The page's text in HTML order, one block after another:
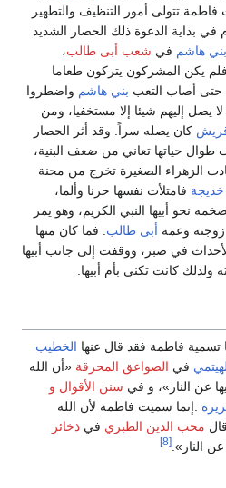
فاطمة تتولى أمور التنظيف والتطهير.
بداية الدعوة ذلك الحصار الشديد
بني هاشم في شعب أبى طالب،
يكن المشركون يتركون طعاما
حتى أصاب التعب بني هاشم واضطروا
يصل إليهم شيئا إلا مستخفيا، ومن
كان يصله سراً. وقد أثر الحصار
حياتها تعاني من ضعف البنية،
الزهراء الصغيرة تخرج من محنة
خديجة فامتلأت نفسها حزنا وألما،
نحو أبيها النبي الكريم، وهو يمر
وعمه أبى طالب . فما كان منها
في صبر، ووقفت إلى جانب أبيها
كانت تكنى بأم أبيها.
تسمية فاطمة فقد قال عنها الخطيب
في الصواعق المحرقة «أن الله
عن النار»، و في سنن الأقوال و
:إنما سميت فاطمة لأن الله
محب الدين الطبري في ذخائر
النار». [8]